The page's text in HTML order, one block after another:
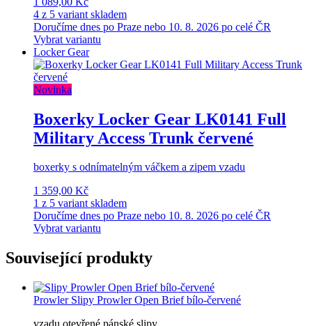
4 z 5 variant skladem
Doručíme dnes po Praze nebo 10. 8. 2026 po celé ČR
Vybrat variantu
Locker Gear
Novinka
Boxerky Locker Gear LK0141 Full
Military Access Trunk červené
boxerky s odnímatelným váčkem a zipem vzadu
1 359,00 Kč
1 z 5 variant skladem
Doručíme dnes po Praze nebo 10. 8. 2026 po celé ČR
Vybrat variantu
Související produkty
Prowler Slipy Prowler Open Brief bílo-červené